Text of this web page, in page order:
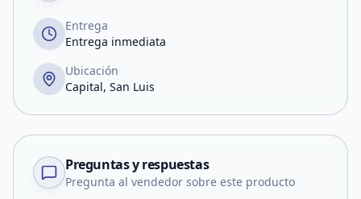
Entrega
Entrega inmediata
Ubicación
Capital, San Luis
Preguntas y respuestas
Pregunta al vendedor sobre este producto